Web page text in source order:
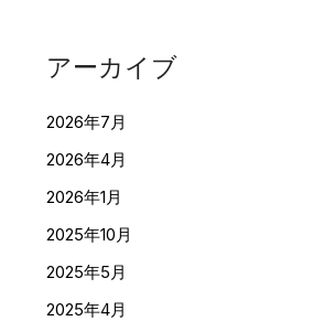
アーカイブ
2026年7月
2026年4月
2026年1月
2025年10月
2025年5月
2025年4月